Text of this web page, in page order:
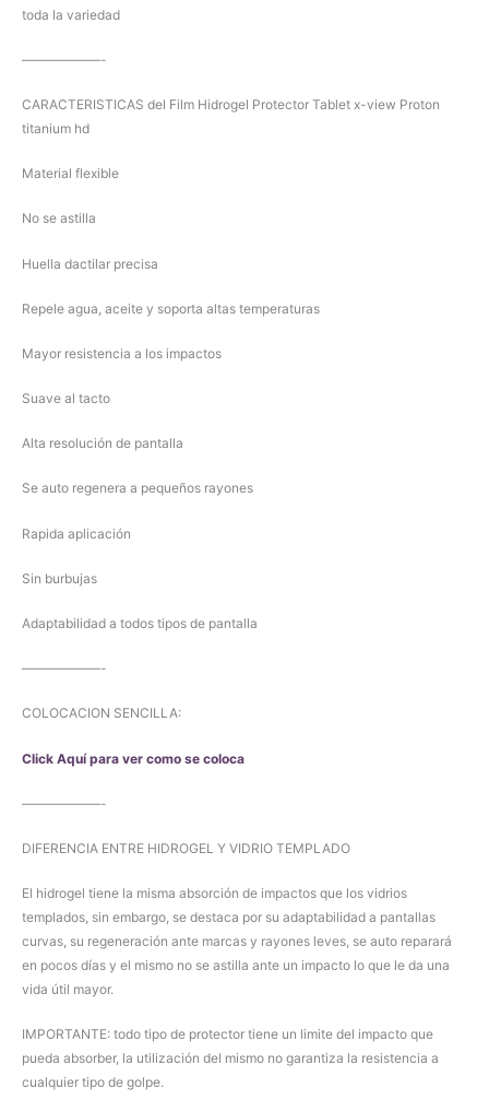
toda la variedad
——————-
CARACTERISTICAS del Film Hidrogel Protector Tablet x-view Proton
titanium hd
Material flexible
No se astilla
Huella dactilar precisa
Repele agua, aceite y soporta altas temperaturas
Mayor resistencia a los impactos
Suave al tacto
Alta resolución de pantalla
Se auto regenera a pequeños rayones
Rapida aplicación
Sin burbujas
Adaptabilidad a todos tipos de pantalla
——————-
COLOCACION SENCILLA:
Click Aquí para ver como se coloca
——————-
DIFERENCIA ENTRE HIDROGEL Y VIDRIO TEMPLADO
El hidrogel tiene la misma absorción de impactos que los vidrios
templados, sin embargo, se destaca por su adaptabilidad a pantallas
curvas, su regeneración ante marcas y rayones leves, se auto reparará
en pocos días y el mismo no se astilla ante un impacto lo que le da una
vida útil mayor.
IMPORTANTE: todo tipo de protector tiene un limite del impacto que
pueda absorber, la utilización del mismo no garantiza la resistencia a
cualquier tipo de golpe.